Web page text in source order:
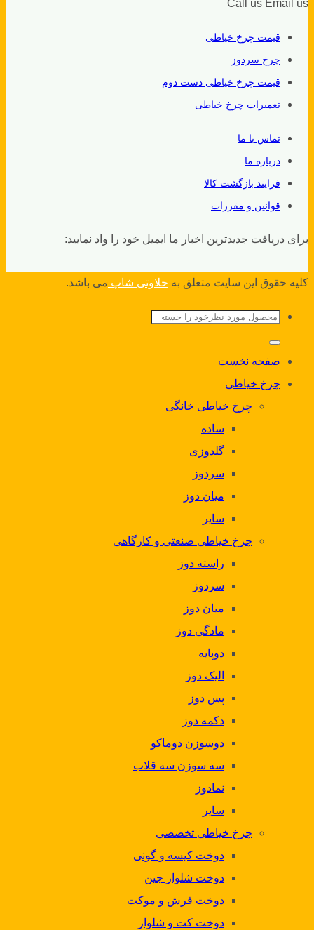
Call us Email us
قیمت چرخ خیاطی
چرخ سردوز
قیمت چرخ خیاطی دست دوم
تعمیرات چرخ خیاطی
تماس با ما
درباره ما
فرایند بازگشت کالا
قوانین و مقررات
برای دریافت جدیدترین اخبار ما ایمیل خود را واد نمایید:
کلیه حقوق این سایت متعلق به حلاوتی شاپ می باشد.
جستجو
برای:
صفحه نخست
چرخ خیاطی
چرخ خیاطی خانگی
ساده
گلدوزی
سردوز
میان دوز
سایر
چرخ خیاطی صنعتی و کارگاهی
راسته دوز
سردوز
میان دوز
مادگی دوز
دوپایه
الیک دوز
پس دوز
دکمه دوز
دوسوزن دوماکو
سه سوزن سه قلاب
نمادوز
سایر
چرخ خیاطی تخصصی
دوخت کیسه و گونی
دوخت شلوار جین
دوخت فرش و موکت
دوخت کت و شلوار